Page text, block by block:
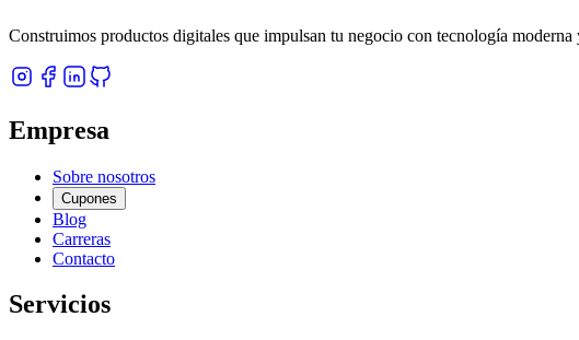
Construimos productos digitales que impulsan tu negocio con tecnología moderna
Empresa
Sobre nosotros
Cupones
Blog
Carreras
Contacto
Servicios